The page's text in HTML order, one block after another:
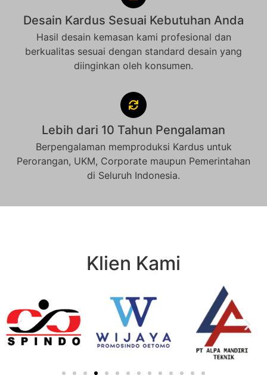
Desain Kardus Sesuai Kebutuhan Anda
Hasil desain kemasan kami profesional dan
berkualitas sesuai dengan standard desain yang
diinginkan oleh konsumen.
Lebih dari 10 Tahun Pengalaman
Berpengalaman memproduksi Kardus untuk
Perorangan, UKM, Corporate maupun Pemerintahan
di Seluruh Indonesia.
Klien Kami